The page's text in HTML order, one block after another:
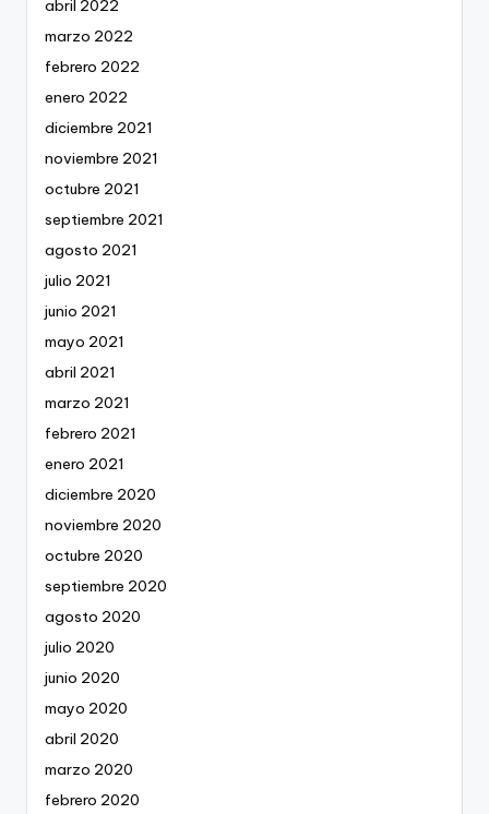
abril 2022
marzo 2022
febrero 2022
enero 2022
diciembre 2021
noviembre 2021
octubre 2021
septiembre 2021
agosto 2021
julio 2021
junio 2021
mayo 2021
abril 2021
marzo 2021
febrero 2021
enero 2021
diciembre 2020
noviembre 2020
octubre 2020
septiembre 2020
agosto 2020
julio 2020
junio 2020
mayo 2020
abril 2020
marzo 2020
febrero 2020